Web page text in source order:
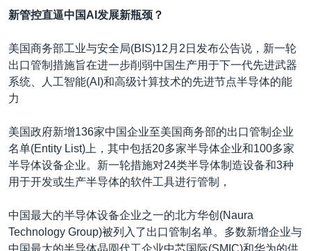
新管控直逼中国AI发展新瓶颈？
美国商务部工业与安全局(BIS)12月2日发布公告说，新一轮
出口管制措施旨在进一步削弱中国生产用于下一代先进武器
系统、人工智能(AI)和高级计算技术的先进节点半导体的能
力
美国政府新增136家中国企业至美国商务部的出口管制企业
名单(Entity List)上，其中包括20多家半导体企业和100多家
半导体设备企业。新一轮措施对24类半导体制造设备和3种
用于开发或生产半导体的软件工具进行管制，
中国最大的半导体设备企业之一的北方华创(Naura
Technology Group)被列入了出口管制名单。多数新增企业与
中国最大的半导体晶圆代工企业中芯国际(SMIC)和华为的供